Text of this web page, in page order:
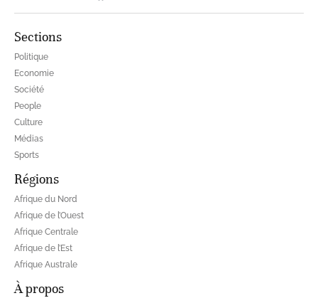
Sections
Politique
Economie
Société
People
Culture
Médias
Sports
Régions
Afrique du Nord
Afrique de l’Ouest
Afrique Centrale
Afrique de l’Est
Afrique Australe
À propos